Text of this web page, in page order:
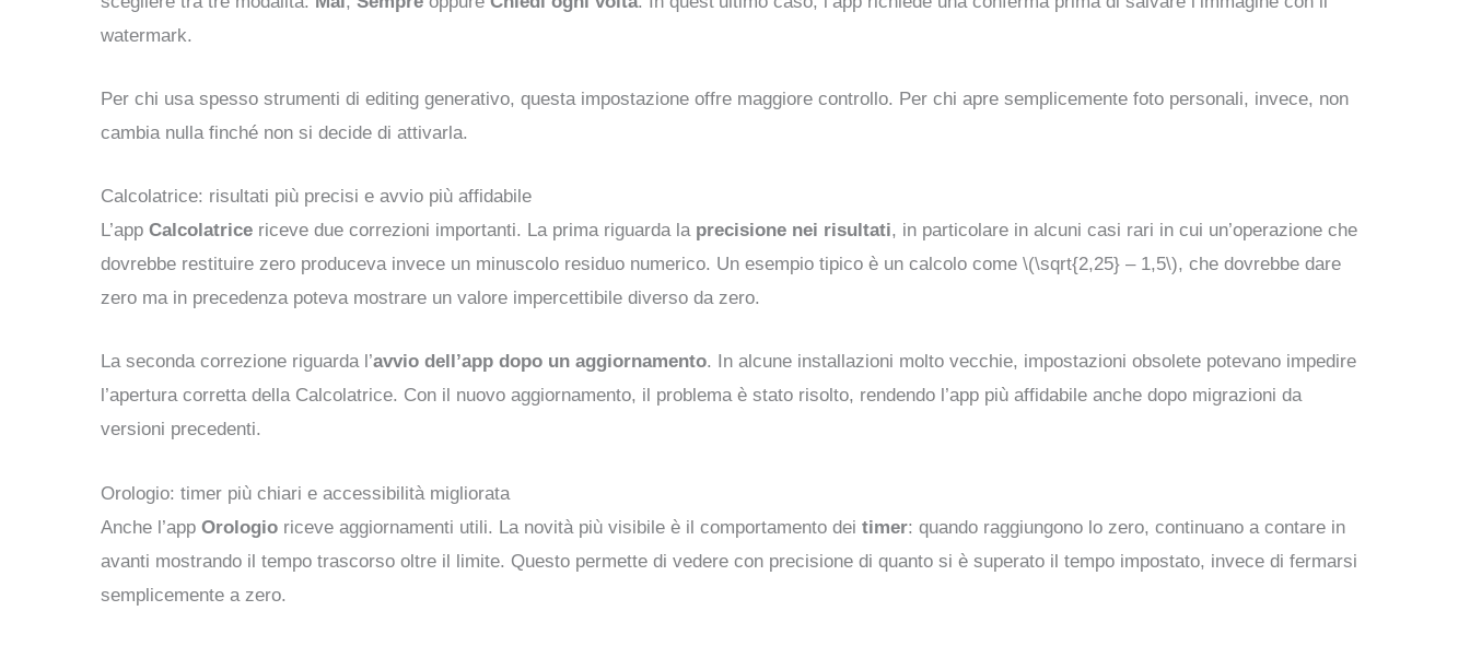
watermark.
Per chi usa spesso strumenti di editing generativo, questa impostazione offre maggiore controllo. Per chi apre semplicemente foto personali, invece, non
cambia nulla finché non si decide di attivarla.
Calcolatrice: risultati più precisi e avvio più affidabile
L’app Calcolatrice riceve due correzioni importanti. La prima riguarda la precisione nei risultati, in particolare in alcuni casi rari in cui un’operazione che
dovrebbe restituire zero produceva invece un minuscolo residuo numerico. Un esempio tipico è un calcolo come \(\sqrt{2,25} – 1,5\), che dovrebbe dare
zero ma in precedenza poteva mostrare un valore impercettibile diverso da zero.
La seconda correzione riguarda l’avvio dell’app dopo un aggiornamento. In alcune installazioni molto vecchie, impostazioni obsolete potevano impedire
l’apertura corretta della Calcolatrice. Con il nuovo aggiornamento, il problema è stato risolto, rendendo l’app più affidabile anche dopo migrazioni da
versioni precedenti.
Orologio: timer più chiari e accessibilità migliorata
Anche l’app Orologio riceve aggiornamenti utili. La novità più visibile è il comportamento dei timer: quando raggiungono lo zero, continuano a contare in
avanti mostrando il tempo trascorso oltre il limite. Questo permette di vedere con precisione di quanto si è superato il tempo impostato, invece di fermarsi
semplicemente a zero.